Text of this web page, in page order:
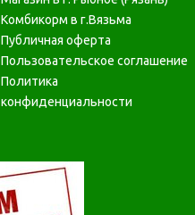
Комбикорм в г.Вязьма
Публичная оферта
Пользовательское соглашение
Политика
конфиденциальности